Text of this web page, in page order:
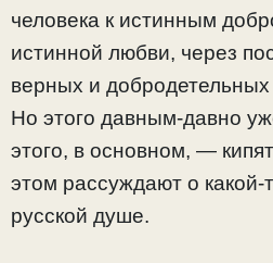
человека к истинным
истинной любви, через
верных и
Но этого давным-давно
этого, в основном, —
этом рассуждают о какой-
русской душе.